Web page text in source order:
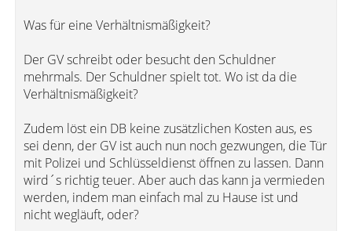
Was für eine Verhältnismäßigkeit?
Der GV schreibt oder besucht den Schuldner
mehrmals. Der Schuldner spielt tot. Wo ist da die
Verhältnismäßigkeit?
Zudem löst ein DB keine zusätzlichen Kosten aus, es
sei denn, der GV ist auch nun noch gezwungen, die Tür
mit Polizei und Schlüsseldienst öffnen zu lassen. Dann
wird´s richtig teuer. Aber auch das kann ja vermieden
werden, indem man einfach mal zu Hause ist und
nicht wegläuft, oder?